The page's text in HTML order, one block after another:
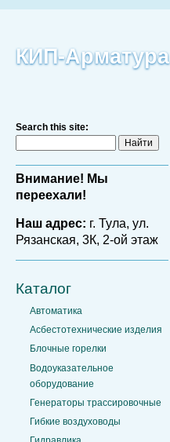
КИП-Арматура
Search this site:
Внимание! Мы
переехали!
Наш адрес: г. Тула, ул.
Рязанская, 3К, 2-ой этаж
Каталог
Автоматика
Асбестотехнические изделия
Блочные горелки
Водоуказательное
оборудование
Генераторы трассировочные
Гибкие воздуховоды